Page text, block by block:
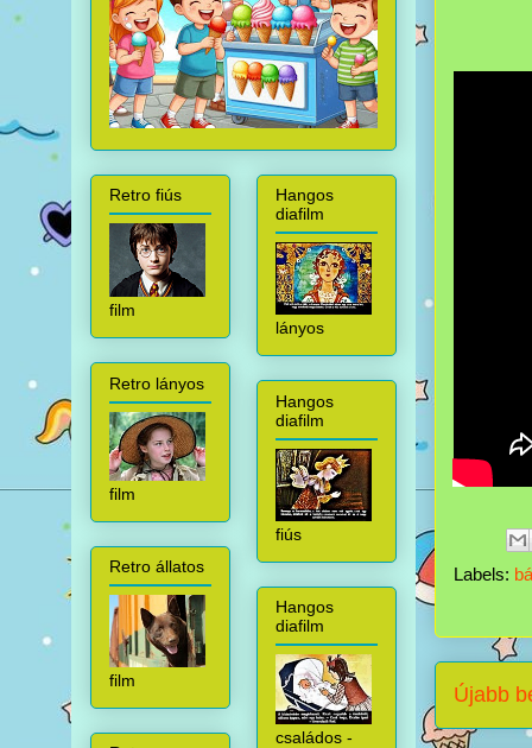
Labels:
Újabb
Retro fiús
film
Retro lányos
film
Retro állatos
film
Hangos
diafilm
lányos
Hangos
diafilm
fiús
Hangos
diafilm
családos -